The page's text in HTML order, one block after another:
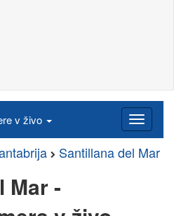
v živo
Santillana del Mar
Mar -